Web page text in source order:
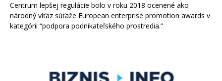
Centrum lepšej regulácie bolo v roku 2018 ocenené ako
národný víťaz súťaže European enterprise promotion awards v
kategórii “podpora podnikateľského prostredia.”